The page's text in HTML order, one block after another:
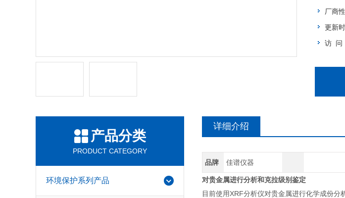
厂商
更新
访 问
产品分类
PRODUCT CATEGORY
环境保护系列产品
详细介绍
品牌 佳谱仪器
对贵金属进行分析和克拉级别鉴定
目前使用XRF分析仪对贵金属进行化学成份